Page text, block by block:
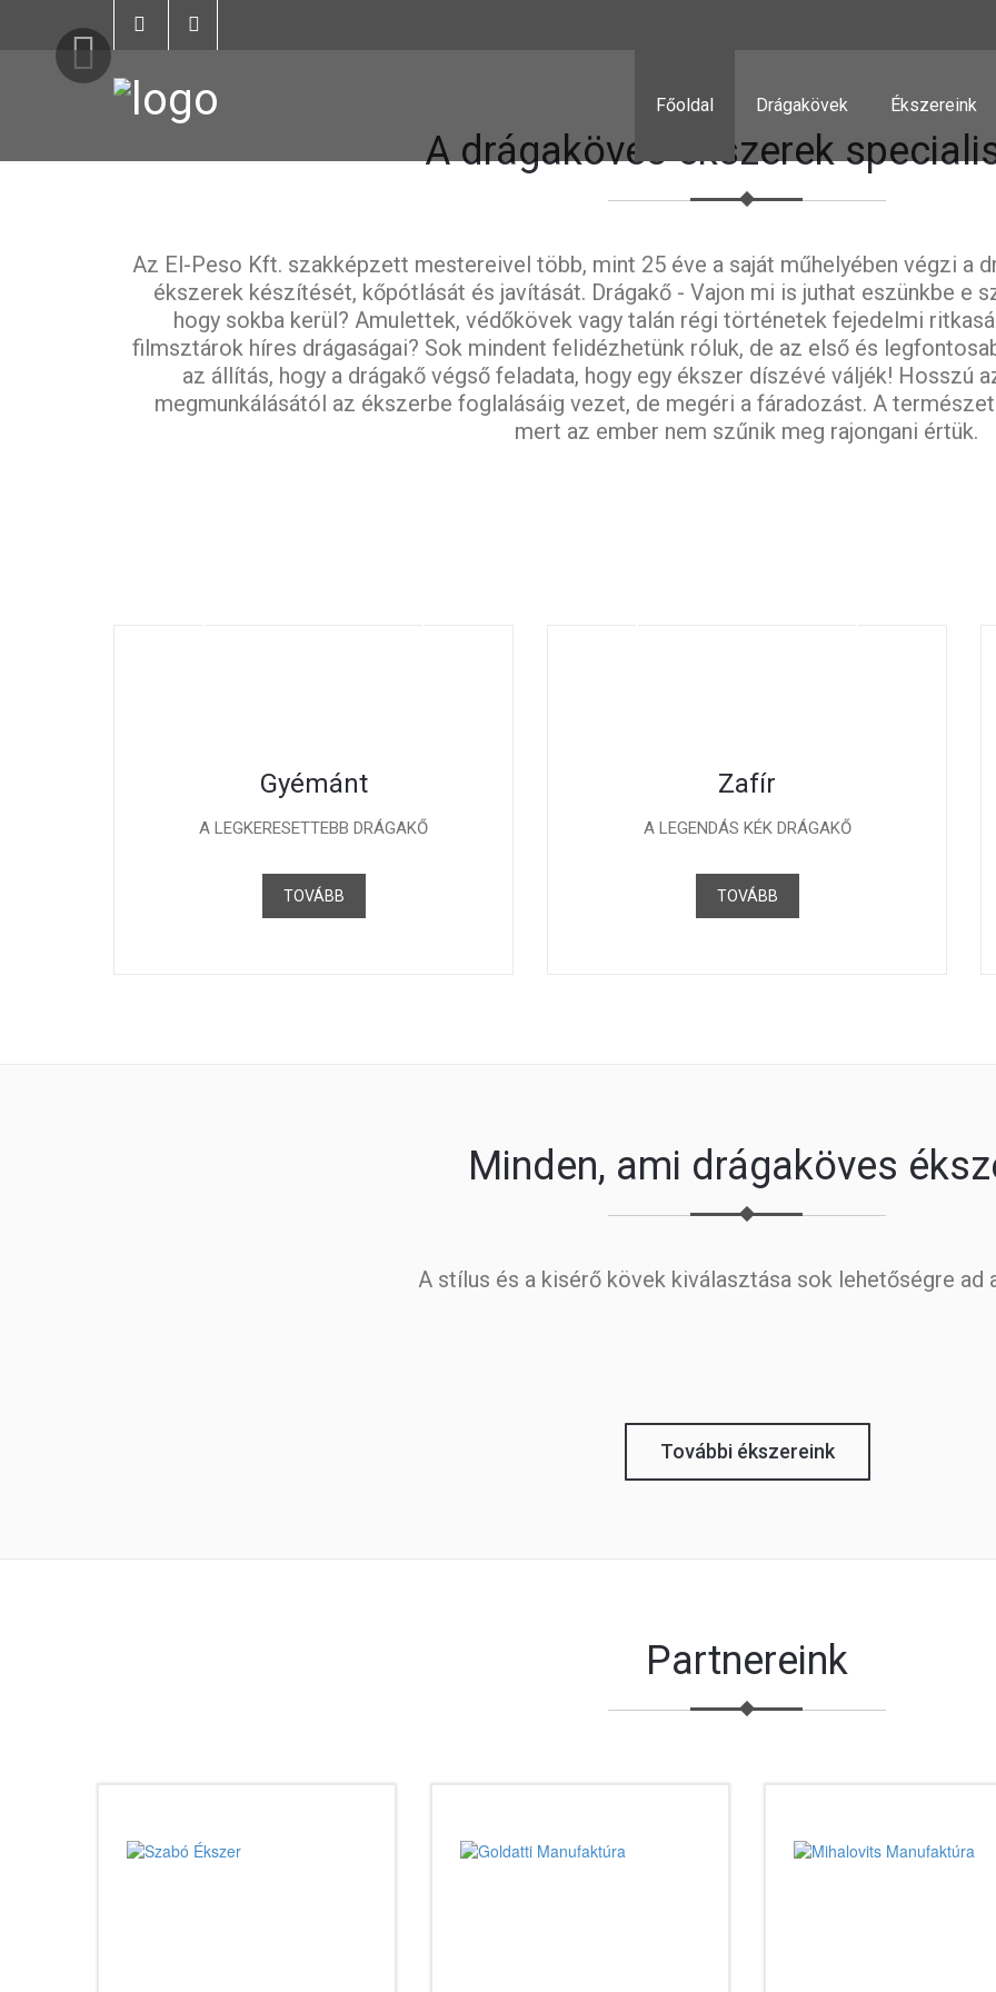
Főoldal Drágakövek Ékszereink
A drágaköves ékszerek
Az El-Peso Kft. szakképzett mestereivel több, mint 25 éve a saját műhelyében végzi a
ékszerek készítését, kőpótlását és javítását. Drágakő - Vajon mi is juthat eszünkbe e
hogy sokba kerül? Amulettek, védőkövek vagy talán régi történetek fejedelmi
filmsztárok híres drágaságai? Sok mindent felidézhetünk róluk, de az első és
az állítás, hogy a drágakő végső feladata, hogy egy ékszer díszévé váljék! Hosszú
megmunkálásától az ékszerbe foglalásáig vezet, de megéri a fáradozást. A
mert az ember nem szűnik meg rajongani értük.
Gyémánt
A LEGKERESETTEBB DRÁGAKŐ
TOVÁBB
Zafír
A LEGENDÁS KÉK DRÁGAKŐ
TOVÁBB
Minden, ami drágaköves
A stílus és a kisérő kövek kiválasztása sok lehetőségre ad
További ékszereink
Partnereink